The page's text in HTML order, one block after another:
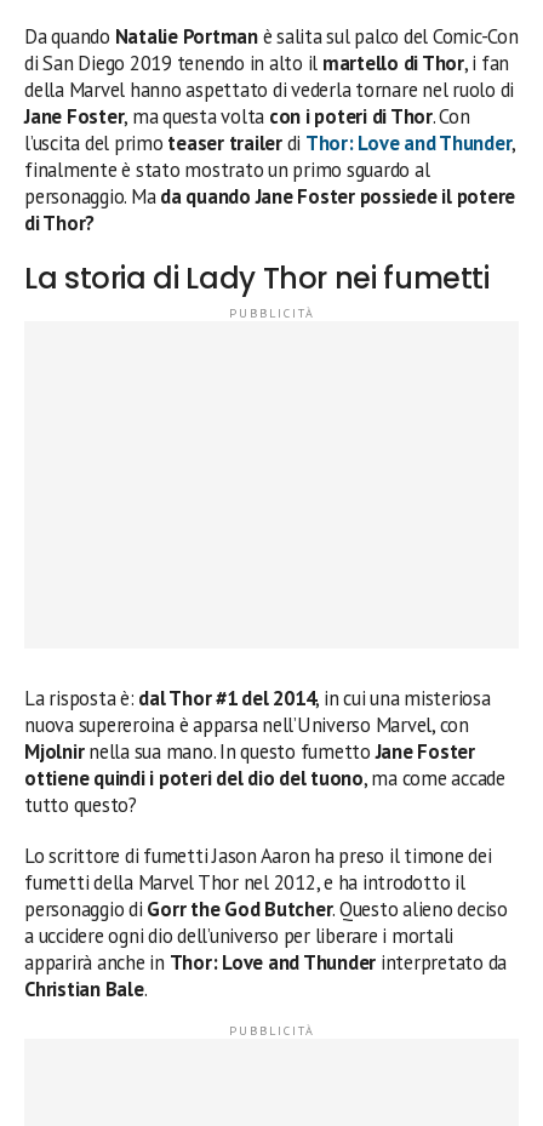
Da quando Natalie Portmanè salita sul palco del Comic-Con
di San Diego 2019 tenendo in alto il martello di Thor, i fan
della Marvel hanno aspettato di vederla tornare nel ruolo di
Jane Foster, ma questa volta con i poteri di Thor. Con
l’uscita del primo teaser trailerdi Thor: Love and Thunder,
finalmente è stato mostrato un primo sguardo al
personaggio. Mada quando Jane Foster possiede il potere
di Thor?
La storia di Lady Thor nei fumetti
La risposta è: dal Thor #1 del 2014, in cui una misteriosa
nuova supereroina è apparsa nell’Universo Marvel, con
Mjolnirnella sua mano. In questo fumettoJane Foster
ottiene quindi i poteri del dio del tuono, ma come accade
tutto questo?
Lo scrittore di fumetti Jason Aaron ha preso il timone dei
fumetti della Marvel Thor nel 2012, e ha introdotto il
personaggio di Gorr the God Butcher. Questo alieno deciso
a uccidere ogni dio dell’universo per liberare i mortali
apparirà anche in Thor: Love and Thunder interpretato da
Christian Bale.